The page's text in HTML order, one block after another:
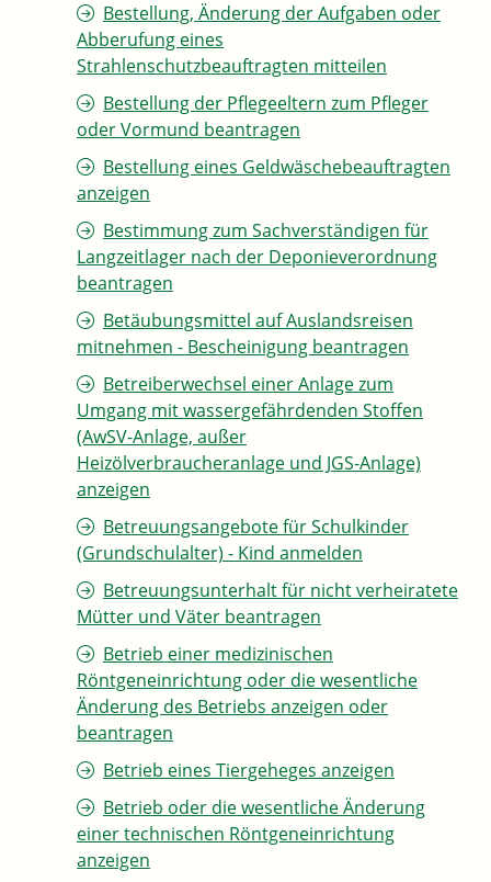
Bestellung, Änderung der Aufgaben oder
Abberufung eines
Strahlenschutzbeauftragten mitteilen
Bestellung der Pflegeeltern zum Pfleger
oder Vormund beantragen
Bestellung eines Geldwäschebeauftragten
anzeigen
Bestimmung zum Sachverständigen für
Langzeitlager nach der Deponieverordnung
beantragen
Betäubungsmittel auf Auslandsreisen
mitnehmen - Bescheinigung beantragen
Betreiberwechsel einer Anlage zum
Umgang mit wassergefährdenden Stoffen
(AwSV-Anlage, außer
Heizölverbraucheranlage und JGS-Anlage)
anzeigen
Betreuungsangebote für Schulkinder
(Grundschulalter) - Kind anmelden
Betreuungsunterhalt für nicht verheiratete
Mütter und Väter beantragen
Betrieb einer medizinischen
Röntgeneinrichtung oder die wesentliche
Änderung des Betriebs anzeigen oder
beantragen
Betrieb eines Tiergeheges anzeigen
Betrieb oder die wesentliche Änderung
einer technischen Röntgeneinrichtung
anzeigen